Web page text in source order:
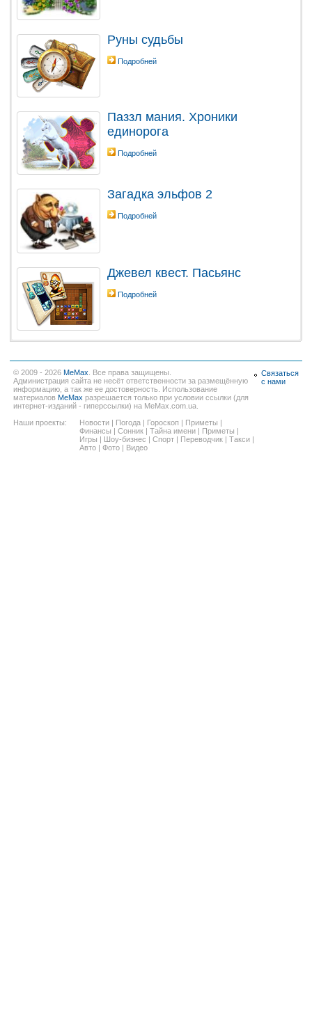
Руны cудьбы
Подробней
Паззл мания. Хроники
единорога
Подробней
Загадка эльфов 2
Подробней
Джевел квест. Пасьянс
Подробней
© 2009 - 2026 MeMax . Все права защищены.
Администрация сайта не несёт ответственности за размещённую
информацию, а так же ее достоверность. Использование
материалов MeMax разрешается только при условии ссылки (для
интернет-изданий - гиперссылки) на MeMax.com.ua.
Наши проекты:
Новости | Погода | Гороскоп | Приметы |
Финансы | Сонник | Тайна имени | Приметы |
Игры | Шоу-бизнес | Спорт | Переводчик | Такси |
Авто | Фото | Видео
Связаться
с нами